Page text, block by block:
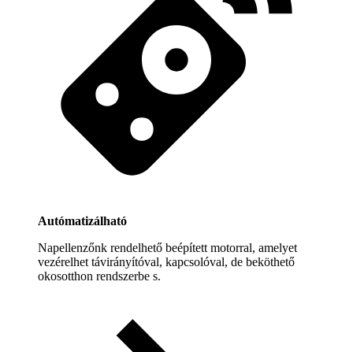
Autómatizálható
Napellenzőnk rendelhető beépített motorral, amelyet
vezérelhet távirányítóval, kapcsolóval, de beköthető
okosotthon rendszerbe s.